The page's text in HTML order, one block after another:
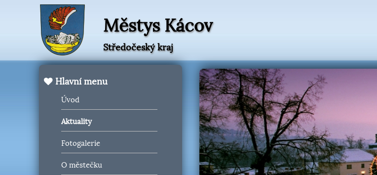
Městys Kácov
Středočeský kraj
Hlavní menu
Úvod
Aktuality
Fotogalerie
O městečku